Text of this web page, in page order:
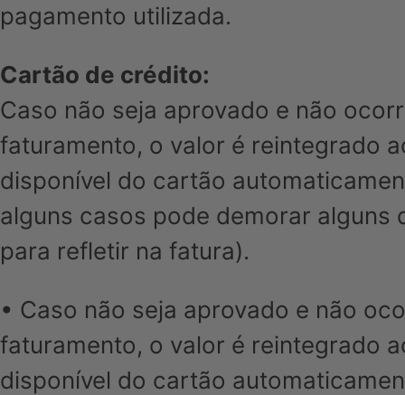
pagamento utilizada.
Cartão de crédito:
Caso não seja aprovado e não
faturamento, o valor é reintegrado
disponível do cartão
alguns casos pode demorar alguns
para refletir na fatura).
• Caso não seja aprovado e não
faturamento, o valor é reintegrado
disponível do cartão